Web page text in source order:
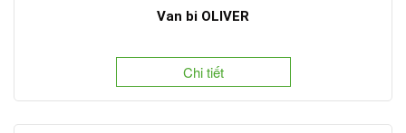
Van bi OLIVER
Chi tiết